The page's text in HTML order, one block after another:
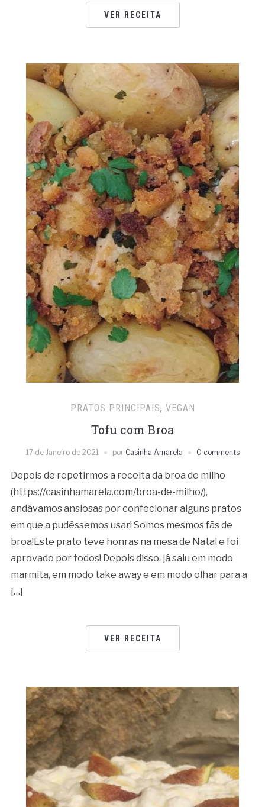
VER RECEITA
PRATOS PRINCIPAIS, VEGAN
Tofu com Broa
17 de Janeiro de 2021 por Casinha Amarela 0 comments
Depois de repetirmos a receita da broa de milho
(https://casinhamarela.com/broa-de-milho/),
andávamos ansiosas por confecionar alguns pratos
em que a pudéssemos usar! Somos mesmos fãs de
broa!Este prato teve honras na mesa de Natal e foi
aprovado por todos! Depois disso, já saiu em modo
marmita, em modo take away e em modo olhar para a
[…]
VER RECEITA